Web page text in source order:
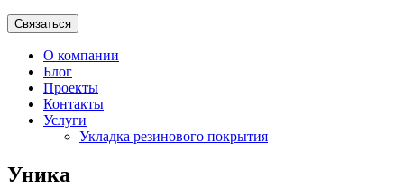
Связаться
О компании
Блог
Проекты
Контакты
Услуги
Укладка резинового покрытия
Уника